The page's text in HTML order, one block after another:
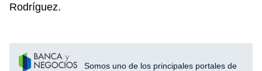
Rodríguez.
Somos uno de los principales portales de